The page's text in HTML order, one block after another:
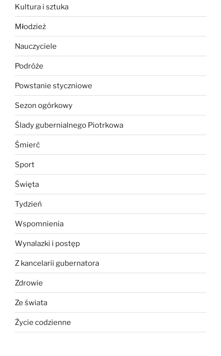
Kultura i sztuka
Młodzież
Nauczyciele
Podróże
Powstanie styczniowe
Sezon ogórkowy
Ślady gubernialnego Piotrkowa
Śmierć
Sport
Święta
Tydzień
Wspomnienia
Wynalazki i postęp
Z kancelarii gubernatora
Zdrowie
Ze świata
Życie codzienne